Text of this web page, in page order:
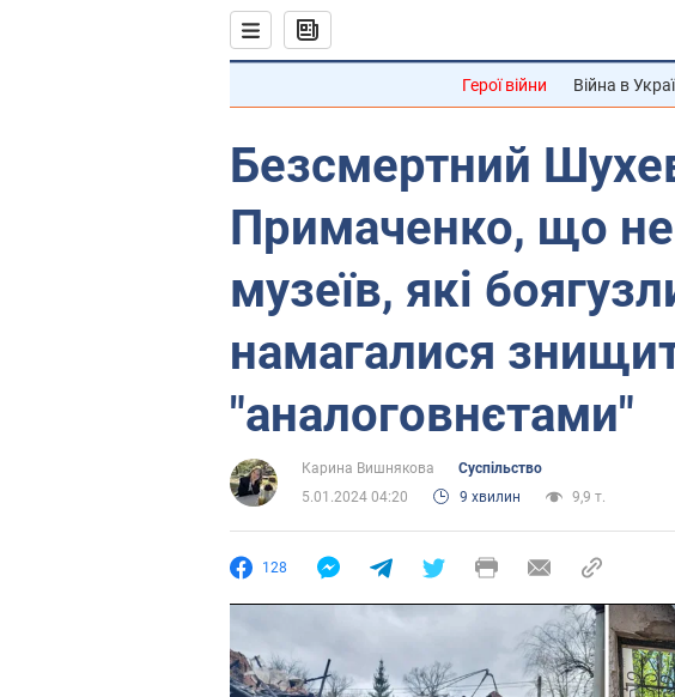
Герої війни Війна в
Безсмертний
Примаченко, що не
музеїв, які
намагалися
"аналоговнєтами"
Карина Вишнякова
Суспільство
5.01.2024 04:20
9 хвилин 9,9 т.
128